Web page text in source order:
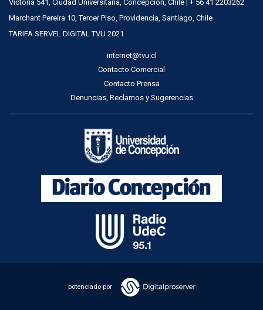
Victoria 541, Ciudad Universitaria, Concepción, Chile | + 56 41 2203262
Marchant Pereira 10, Tercer Piso, Providencia, Santiago, Chile
TARIFA SERVEL DIGITAL TVU 2021
internet@tvu.cl
Contacto Comercial
Contacto Prensa
Denuncias, Reclamos y Sugerencias
potenciado por